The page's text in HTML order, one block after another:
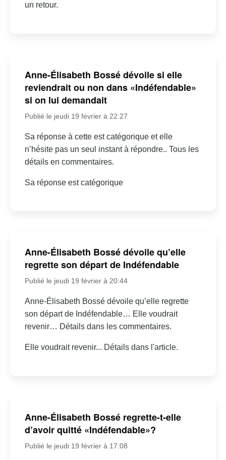
un retour.
Anne-Élisabeth Bossé dévoile si elle
reviendrait ou non dans «Indéfendable»
si on lui demandait
Publié le jeudi 19 février à 22:27
Sa réponse à cette est catégorique et elle
n’hésite pas un seul instant à répondre.. Tous les
détails en commentaires.
Sa réponse est catégorique
Anne-Élisabeth Bossé dévoile qu’elle
regrette son départ de Indéfendable
Publié le jeudi 19 février à 20:44
Anne-Élisabeth Bossé dévoile qu’elle regrette
son départ de Indéfendable… Elle voudrait
revenir… Détails dans les commentaires.
Elle voudrait revenir... Détails dans l'article.
Anne-Élisabeth Bossé regrette-t-elle
d’avoir quitté «Indéfendable»?
Publié le jeudi 19 février à 17:08